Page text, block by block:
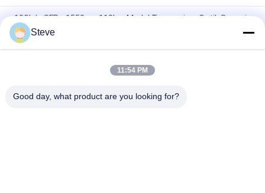
10Gb/s SFP+ 1550nm 110km Modul Transceiver Optik Sesuai
RoHS
25Gbps BIDI 40KM 1270/1310nm 40KM APD LC DOM
Steve
11:54 PM
Good day, what product are you looking for?